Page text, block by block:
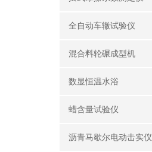
全自动车辙试验仪
混合料轮碾成型机
数显恒温水浴
蜡含量试验仪
沥青马歇尔电动击实仪